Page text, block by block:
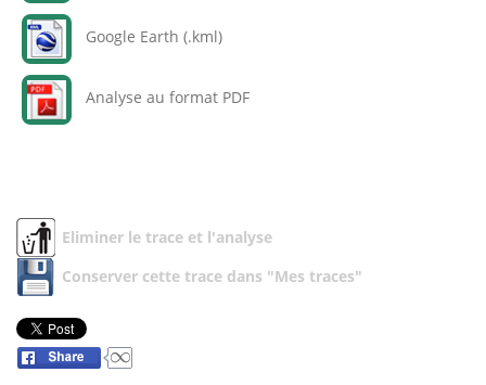
Google Earth (.kml)
Analyse au format PDF
Eliminer le trace et l'analyse
Conserver cette trace dans "Mes traces"